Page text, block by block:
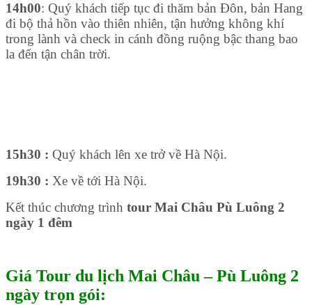
14h00: Quý khách tiếp tục đi thăm bản Đôn, bản Hang
đi bộ thả hồn vào thiên nhiên, tận hưởng không khí
trong lành và check in cánh đồng ruộng bậc thang bao
la đến tận chân trời.
15h30 : Quý khách lên xe trở về Hà Nội.
19h30 : Xe về tới Hà Nội.
Kết thúc chương trình tour Mai Châu Pù Luông 2
ngày 1 đêm
Giá Tour du lịch Mai Châu – Pù Luông 2
ngày trọn gói: